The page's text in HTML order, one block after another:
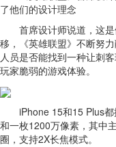
了他们的设计理念
首席设计师说道，这是
移，《英雄联盟》不断努
人员是否能找到一种让刺
玩家脆弱的游戏体验。
iPhone 15和15 Plus都
和一枚1200万像素，其中
圈，支持2X长焦模式。